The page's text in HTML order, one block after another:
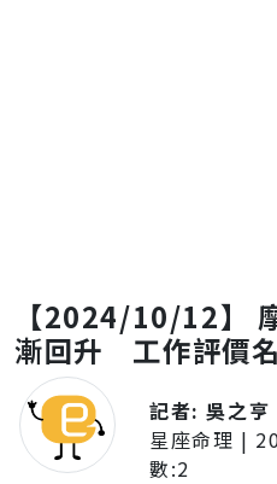
【2024/10/12】
漸回升 工作評價
記者:吳之亨
星座命理 |
數:2